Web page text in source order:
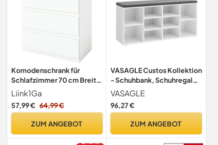
Komodenschrank für
Schlafzimmer 70 cm Breit
Kommode Weiß mit 3
Schubladen, Nachtkasten
Schubladenkommode
Komoda Weiss für Büro
Liink1Ga
57,99 € 64,99 €
ZUM ANGEBOT
VASAGLE Custos Kollektion
- Schuhbank, Schuhregal
mit Sitzfläche, Sitzbank mit
Stauraum, gepolstert,
Flurbank 10 Fächer,
Schlafzimmer, 30 x 104 x 48
VASAGLE
96,27 €
ZUM ANGEBOT